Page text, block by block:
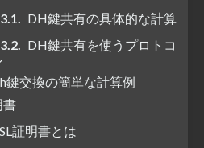
DH鍵共有の具体的な計算
DH鍵共有を使うプロトコ
鍵交換の簡単な計算例
書
証明書とは